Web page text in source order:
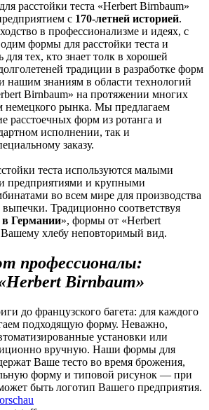
расстойки теста «Herbert Birnbaum»
с 170-летней историей.
в профессионализме и идеях, с
формы для расстойки теста и
для тех, кто знает толк в хорошей
традиции в разработке форм
нашим знаниям в области технологий
Birnbaum» на протяжении многих
немецкого рынка. Мы предлагаем
расстоечных форм из ротанга и
исполнении, так и
заказу.
теста используются малыми
предприятиями и крупными
во всем мире для производства
Традиционно соответствуя
Германии», формы от «Herbert
хлебу неповторимый вид.
профессионалы:
Birnbaum»
до французского багета: для каждого
подходящую форму. Неважно,
установки или
вручную. Наши формы для
Ваше тесто во время брожения,
форму и типовой рисунок — при
быть логотип Вашего предприятия.